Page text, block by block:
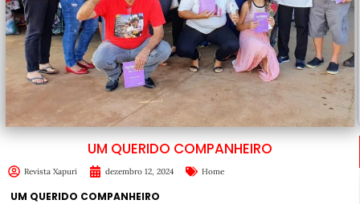
UM QUERIDO COMPANHEIRO
Revista Xapuri dezembro 12, 2024 Home
UM QUERIDO COMPANHEIRO